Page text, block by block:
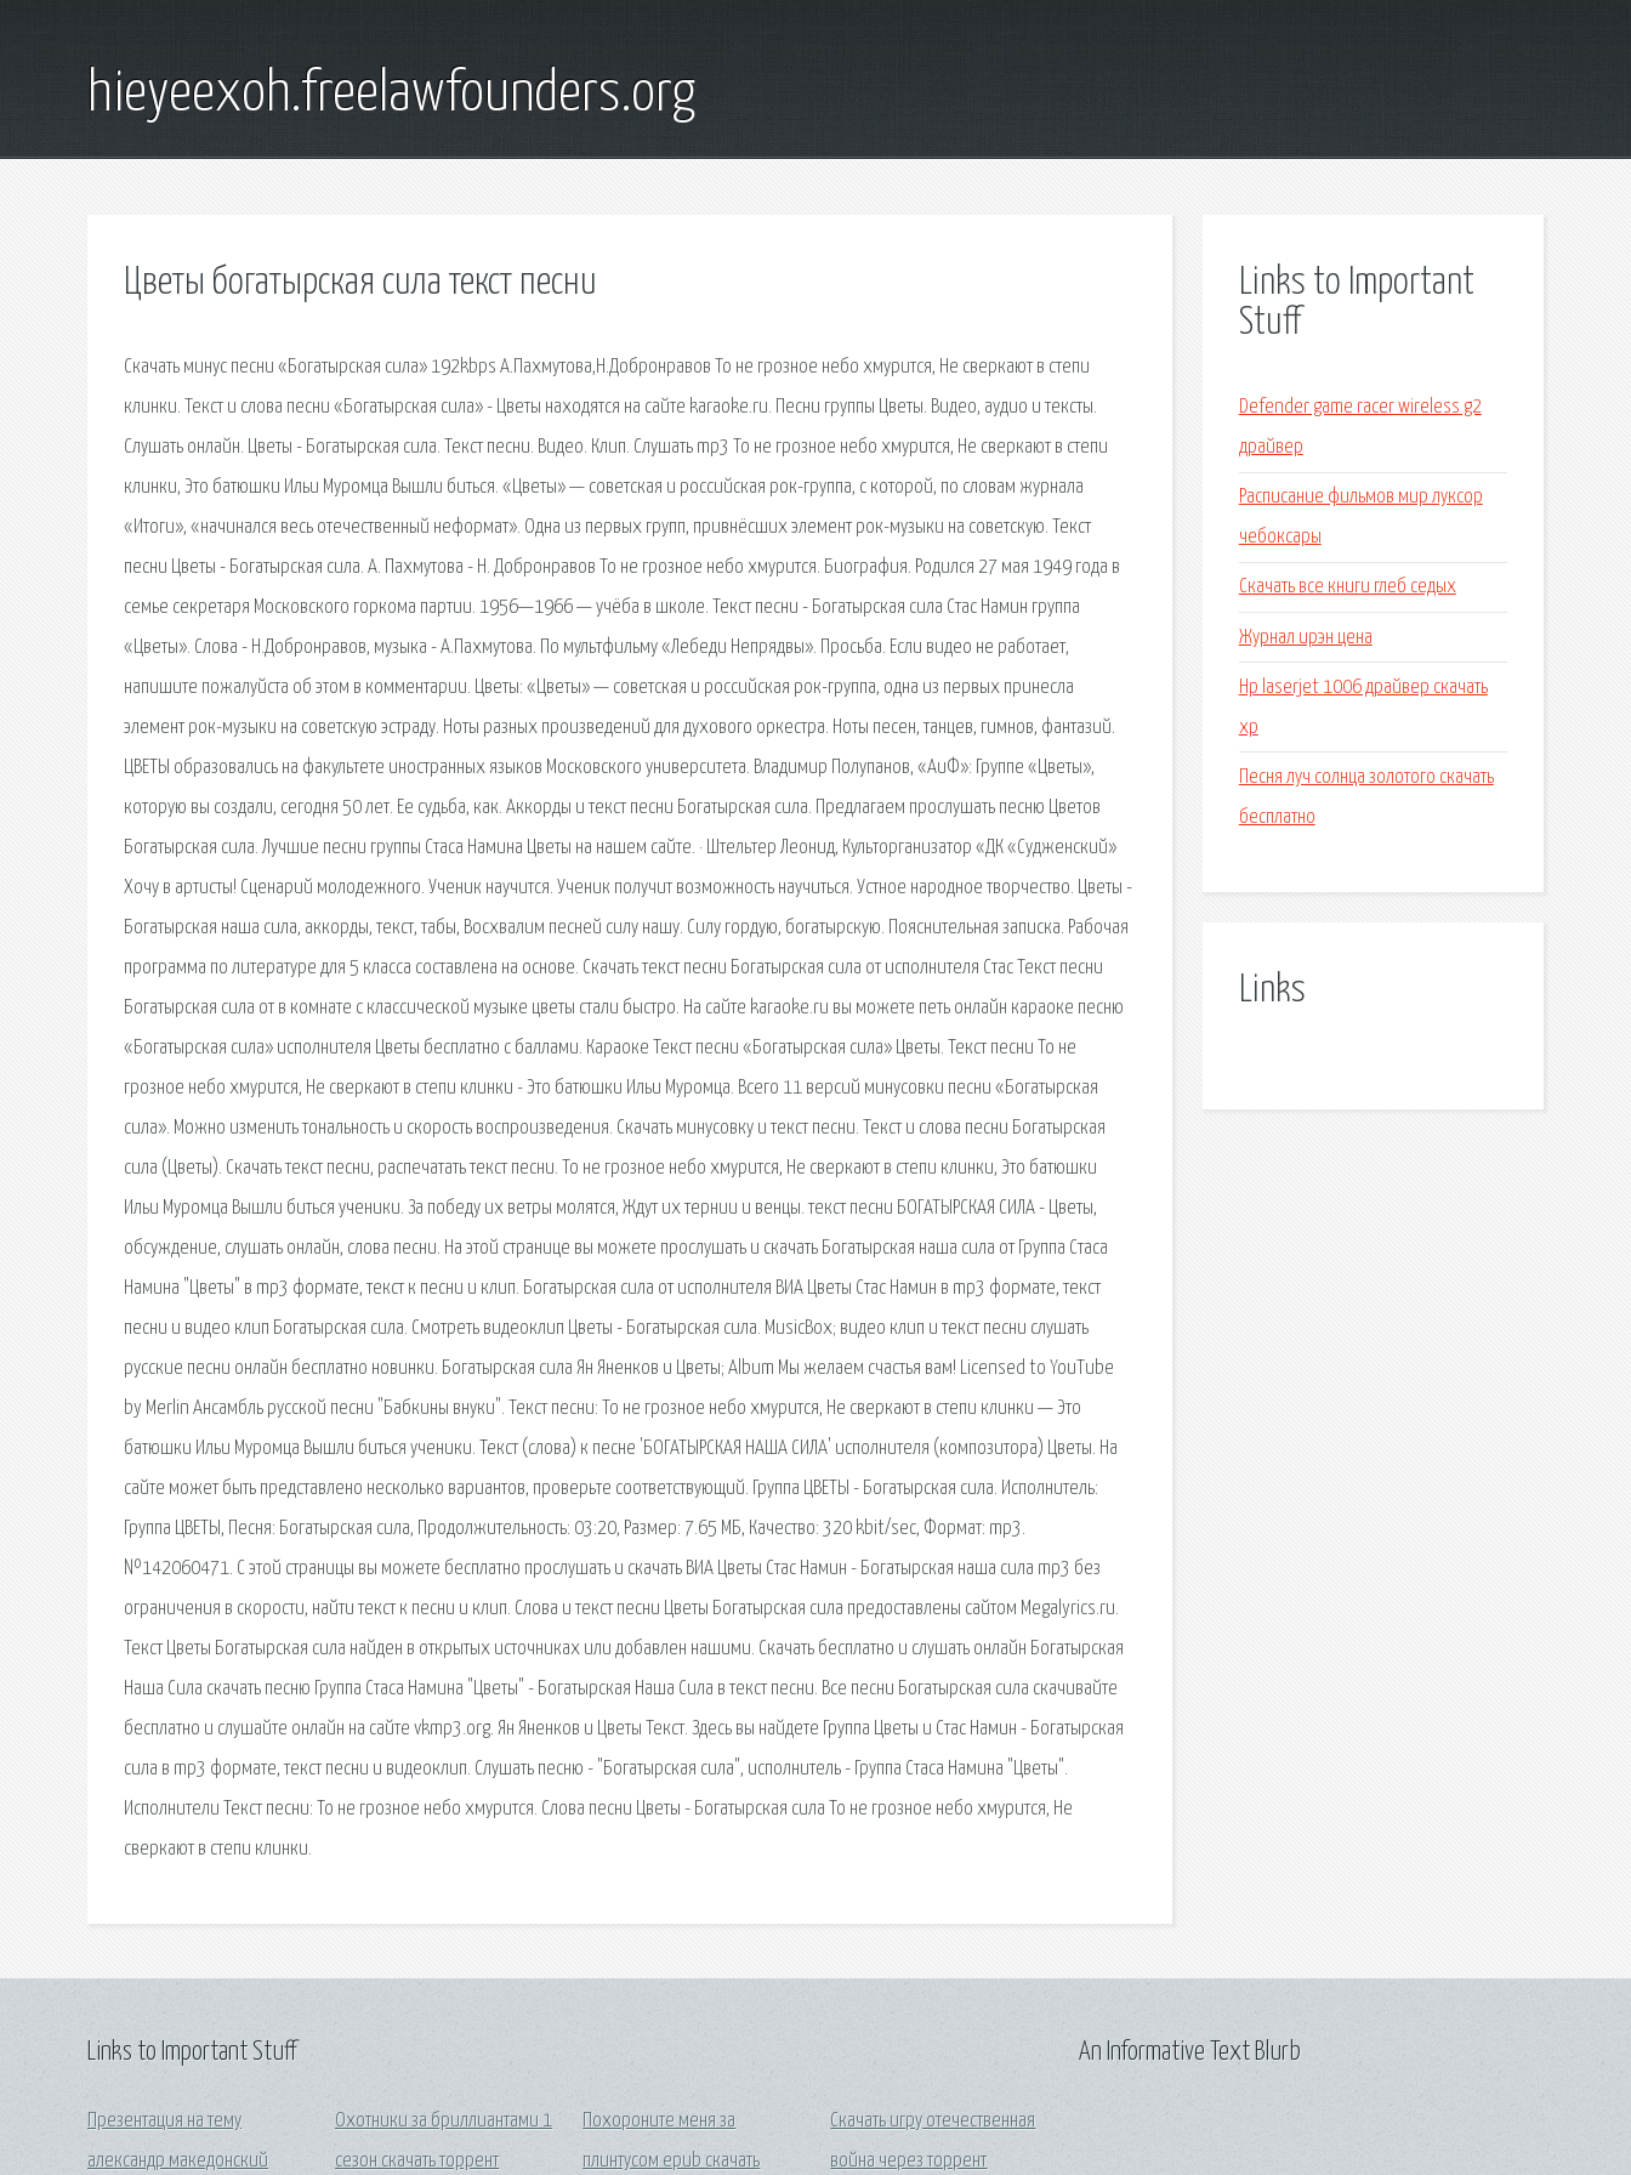
hieyeexoh.freelawfounders.org
Цветы богатырская сила текст песни
Скачать минус песни «Богатырская сила» 192kbps А.Пахмутова,Н.Добронравов То не грозное небо хмурится, Не сверкают в степи
клинки. Текст и слова песни «Богатырская сила» - Цветы находятся на сайте karaoke.ru. Песни группы Цветы. Видео, аудио и тексты.
Слушать онлайн. Цветы - Богатырская сила. Текст песни. Видео. Клип. Слушать mp3 То не грозное небо хмурится, Не сверкают в степи
клинки, Это батюшки Ильи Муромца Вышли биться. «Цветы» — советская и российская рок-группа, с которой, по словам журнала
«Итоги», «начинался весь отечественный неформат». Одна из первых групп, привнёсших элемент рок-музыки на советскую. Текст
песни Цветы - Богатырская сила. А. Пахмутова - Н. Добронравов То не грозное небо хмурится. Биография. Родился 27 мая 1949 года в
семье секретаря Московского горкома партии. 1956—1966 — учёба в школе. Текст песни - Богатырская сила Стас Намин группа
«Цветы». Слова - Н.Добронравов, музыка - А.Пахмутова. По мультфильму «Лебеди Непрядвы». Просьба. Если видео не работает,
напишите пожалуйста об этом в комментарии. Цветы: «Цветы» — советская и российская рок-группа, одна из первых принесла
элемент рок-музыки на советскую эстраду. Ноты разных произведений для духового оркестра. Ноты песен, танцев, гимнов, фантазий.
ЦВЕТЫ образовались на факультете иностранных языков Московского университета. Владимир Полупанов, «АиФ»: Группе «Цветы»,
которую вы создали, сегодня 50 лет. Ее судьба, как. Аккорды и текст песни Богатырская сила. Предлагаем прослушать песню Цветов
Богатырская сила. Лучшие песни группы Стаса Намина Цветы на нашем сайте. · Штельтер Леонид, Культорганизатор «ДК «Судженский»
Хочу в артисты! Сценарий молодежного. Ученик научится. Ученик получит возможность научиться. Устное народное творчество. Цветы -
Богатырская наша сила, аккорды, текст, табы, Восхвалим песней силу нашу. Силу гордую, богатырскую. Пояснительная записка. Рабочая
программа по литературе для 5 класса составлена на основе. Скачать текст песни Богатырская сила от исполнителя Стас Текст песни
Богатырская сила от в комнате с классической музыке цветы стали быстро. На сайте karaoke.ru вы можете петь онлайн караоке песню
«Богатырская сила» исполнителя Цветы бесплатно с баллами. Караоке Текст песни «Богатырская сила» Цветы. Текст песни То не
грозное небо хмурится, Не сверкают в степи клинки - Это батюшки Ильи Муромца. Всего 11 версий минусовки песни «Богатырская
сила». Можно изменить тональность и скорость воспроизведения. Скачать минусовку и текст песни. Текст и слова песни Богатырская
сила (Цветы). Скачать текст песни, распечатать текст песни. То не грозное небо хмурится, Не сверкают в степи клинки, Это батюшки
Ильи Муромца Вышли биться ученики. За победу их ветры молятся, Ждут их тернии и венцы. текст песни БОГАТЫРСКАЯ СИЛА - Цветы,
обсуждение, слушать онлайн, слова песни. На этой странице вы можете прослушать и скачать Богатырская наша сила от Группа Стаса
Намина "Цветы" в mp3 формате, текст к песни и клип. Богатырская сила от исполнителя ВИА Цветы Стас Намин в mp3 формате, текст
песни и видео клип Богатырская сила. Смотреть видеоклип Цветы - Богатырская сила. MusicBox; видео клип и текст песни слушать
русские песни онлайн бесплатно новинки. Богатырская сила Ян Яненков и Цветы; Album Мы желаем счастья вам! Licensed to YouTube
by Merlin Ансамбль русской песни "Бабкины внуки". Текст песни: То не грозное небо хмурится, Не сверкают в степи клинки — Это
батюшки Ильи Муромца Вышли биться ученики. Текст (слова) к песне 'БОГАТЫРСКАЯ НАША СИЛА' исполнителя (композитора) Цветы. На
сайте может быть представлено несколько вариантов, проверьте соответствующий. Группа ЦВЕТЫ - Богатырская сила. Исполнитель:
Группа ЦВЕТЫ, Песня: Богатырская сила, Продолжительность: 03:20, Размер: 7.65 МБ, Качество: 320 kbit/sec, Формат: mp3.
№142060471. С этой страницы вы можете бесплатно прослушать и скачать ВИА Цветы Стас Намин - Богатырская наша сила mp3 без
ограничения в скорости, найти текст к песни и клип. Слова и текст песни Цветы Богатырская сила предоставлены сайтом Megalyrics.ru.
Текст Цветы Богатырская сила найден в открытых источниках или добавлен нашими. Скачать бесплатно и слушать онлайн Богатырская
Наша Сила скачать песню Группа Стаса Намина "Цветы" - Богатырская Наша Сила в текст песни. Все песни Богатырская сила скачивайте
бесплатно и слушайте онлайн на сайте vkmp3.org. Ян Яненков и Цветы Текст. Здесь вы найдете Группа Цветы и Стас Намин - Богатырская
сила в mp3 формате, текст песни и видеоклип. Слушать песню - "Богатырская сила", исполнитель - Группа Стаса Намина "Цветы".
Исполнители Текст песни: То не грозное небо хмурится. Слова песни Цветы - Богатырская сила То не грозное небо хмурится, Не
сверкают в степи клинки.
Links to Important
Stuff
Defender game racer wireless g2
драйвер
Расписание фильмов мир луксор
чебоксары
Скачать все книги глеб седых
Журнал ирэн цена
Hp laserjet 1006 драйвер скачать
xp
Песня луч солнца золотого скачать
бесплатно
Links
Links to Important Stuff
Презентация на тему
александр македонский
Охотники за бриллиантами 1
сезон скачать торрент
Похороните меня за
плинтусом epub скачать
Скачать игру отечественная
война через торрент
An Informative Text Blurb